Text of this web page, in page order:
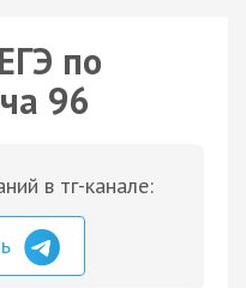
по
96
в тг-канале: